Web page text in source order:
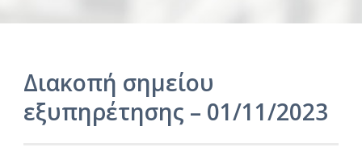
Διακοπή σημείου
εξυπηρέτησης – 01/11/2023